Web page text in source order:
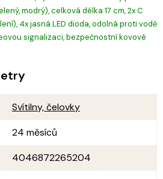
modrý), celková délka 17 cm, 2x C
4x jasná LED dioda, odolná proti vodě
signalizaci, bezpečnostní kovové
Svítilny, čelovky
24 měsíců
4046872265204